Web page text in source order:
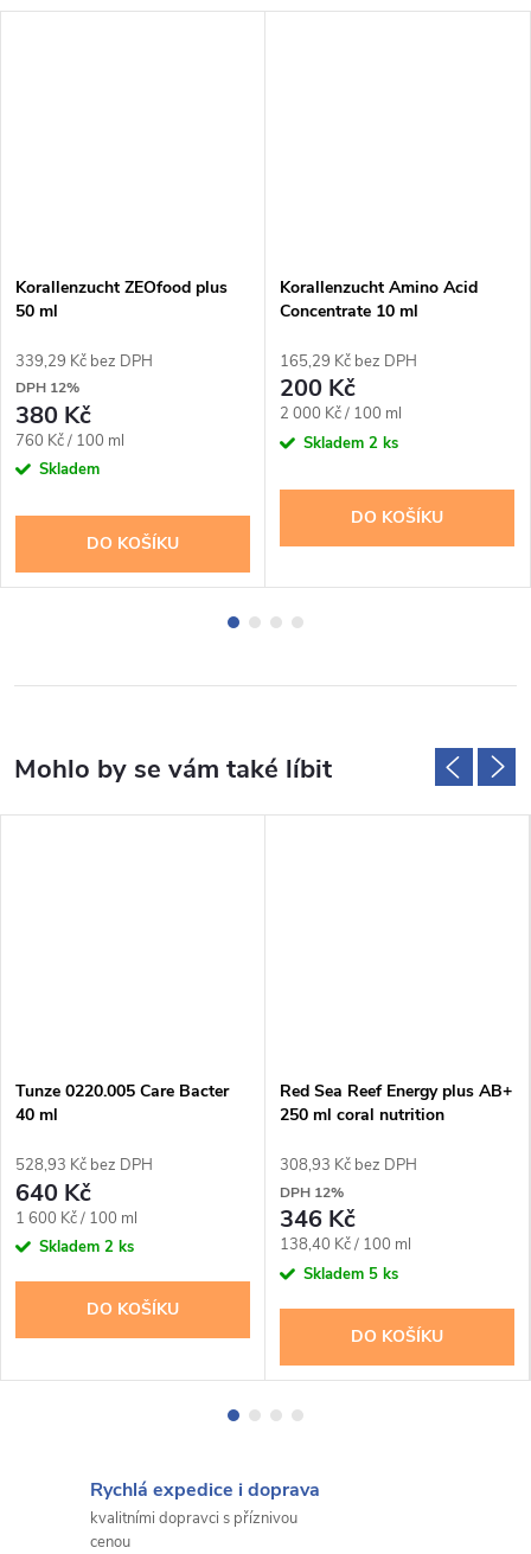
Korallenzucht ZEOfood plus
50 ml
339,29 Kč bez DPH
DPH 12%
380 Kč
Měrná
cena:
760 Kč / 100 ml
Skladem
DO KOŠÍKU
Korallenzucht Amino Acid
Concentrate 10 ml
165,29 Kč bez DPH
200 Kč
Měrná
cena:
2 000 Kč / 100 ml
Skladem 2 ks
DO KOŠÍKU
Tunze 0220.005 Care Bacter
40 ml
528,93 Kč bez DPH
640 Kč
Měrná
cena:
1 600 Kč / 100 ml
Skladem 2 ks
DO KOŠÍKU
Red Sea Reef Energy plus AB+
250 ml coral nutrition
308,93 Kč bez DPH
DPH 12%
346 Kč
Měrná
cena:
138,40 Kč / 100 ml
Skladem 5 ks
DO KOŠÍKU
Rychlá expedice i doprava
kvalitními dopravci s příznivou
cenou